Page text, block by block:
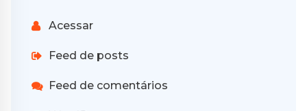
Acessar
Feed de posts
Feed de comentários